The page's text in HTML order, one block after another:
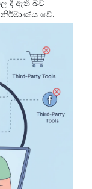
දී ඇති බව
වේ.